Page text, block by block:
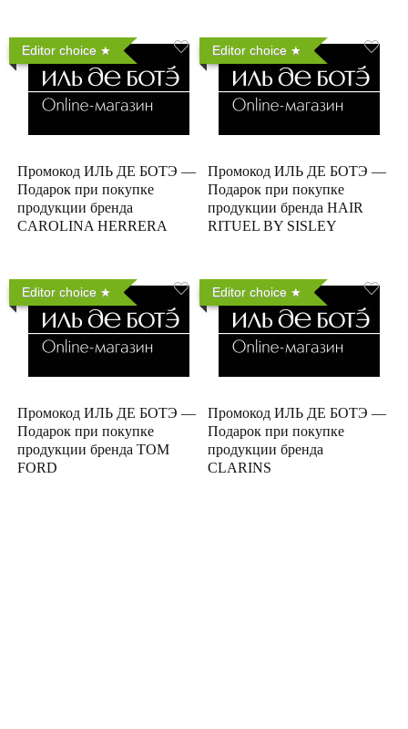
Editor choice
Промокод ИЛЬ ДЕ БОТЭ —
Подарок при покупке
продукции бренда
CAROLINA HERRERA
Editor choice
Промокод ИЛЬ ДЕ БОТЭ —
Подарок при покупке
продукции бренда HAIR
RITUEL BY SISLEY
Editor choice
Промокод ИЛЬ ДЕ БОТЭ —
Подарок при покупке
продукции бренда TOM
FORD
Editor choice
Промокод ИЛЬ ДЕ БОТЭ —
Подарок при покупке
продукции бренда
CLARINS